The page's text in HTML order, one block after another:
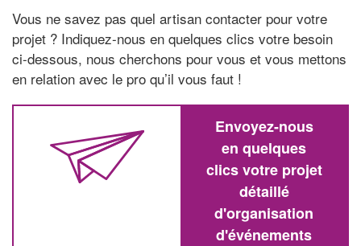
Vous ne savez pas quel artisan contacter pour votre
projet ? Indiquez-nous en quelques clics votre besoin
ci-dessous, nous cherchons pour vous et vous mettons
en relation avec le pro qu’il vous faut !
Envoyez-nous
en quelques
clics votre projet
détaillé
d'organisation
d'événements